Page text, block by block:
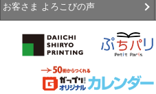
お客さま よろこびの声